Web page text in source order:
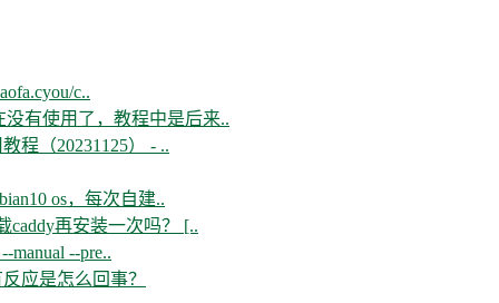
c..
有使用了，教程中是后来..
程（20231125） - ..
os，每次自建..
再安装一次吗？ [..
manual --pre..
应是怎么回事？